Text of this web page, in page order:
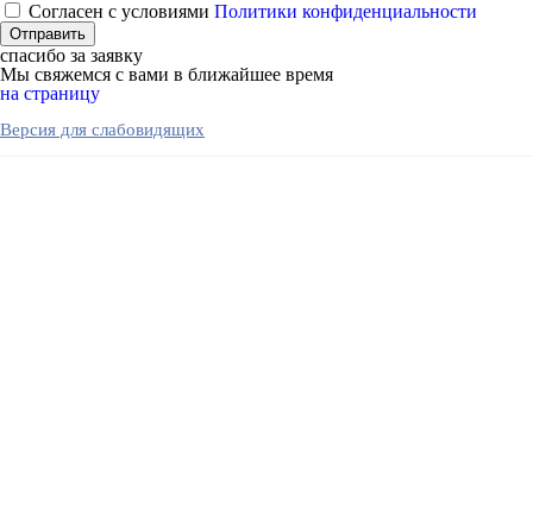
Согласен с условиями Политики конфиденциальности
спасибо за заявку
Мы свяжемся с вами в ближайшее время
на страницу
Версия для слабовидящих